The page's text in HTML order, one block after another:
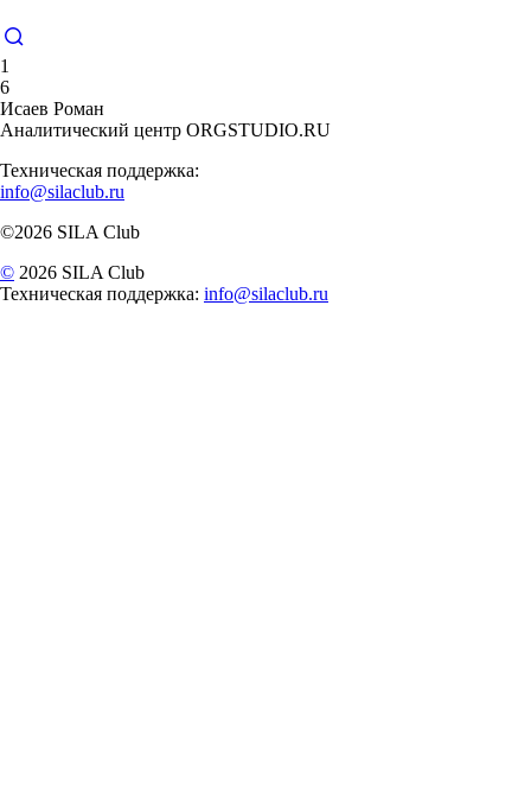
1
6
Исаев Роман
Аналитический центр ORGSTUDIO.RU
Техническая поддержка:
info@silaclub.ru
©2026 SILA Club
© 2026 SILA Club
Техническая поддержка: info@silaclub.ru